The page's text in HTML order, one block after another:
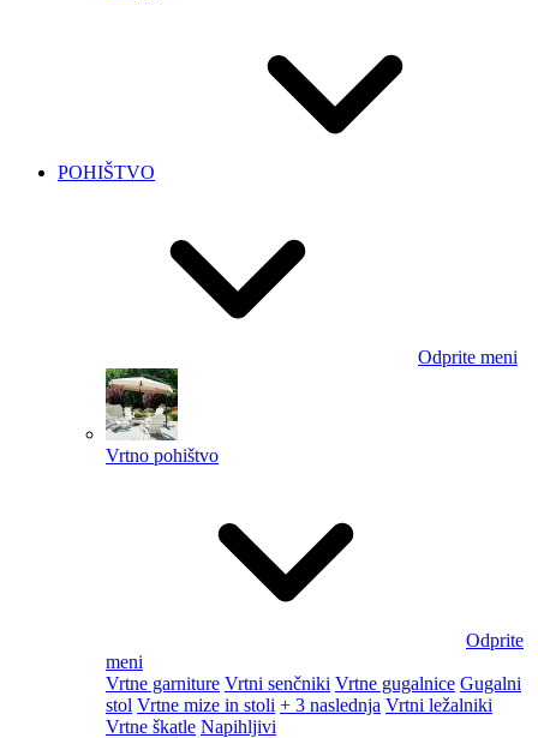
POHIŠTVO
Odprite meni
Vrtno pohištvo
Odprite
meni
Vrtne garniture Vrtni senčniki Vrtne gugalnice Gugalni
stol Vrtne mize in stoli + 3 naslednja Vrtni ležalniki
Vrtne škatle Napihljivi